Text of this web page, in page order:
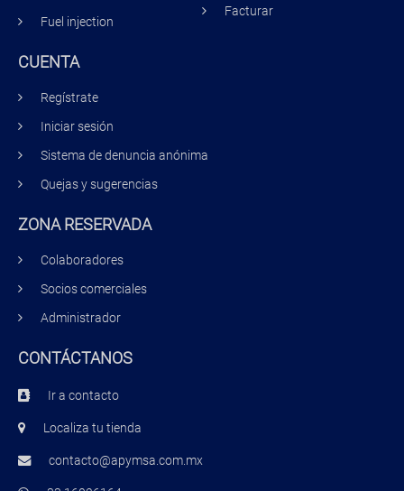
Fuel injection
Facturar
CUENTA
Regístrate
Iniciar sesión
Sistema de denuncia anónima
Quejas y sugerencias
ZONA RESERVADA
Colaboradores
Socios comerciales
Administrador
CONTÁCTANOS
Ir a contacto
Localiza tu tienda
contacto@apymsa.com.mx